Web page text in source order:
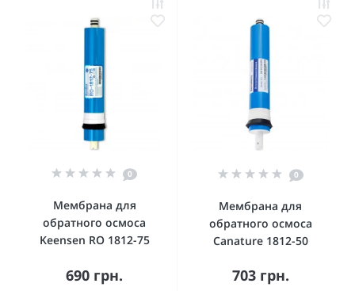
0
Мембрана для
обратного осмоса
Keensen RO 1812-75
690 грн.
0
Мембрана для
обратного осмоса
Canature 1812-50
703 грн.